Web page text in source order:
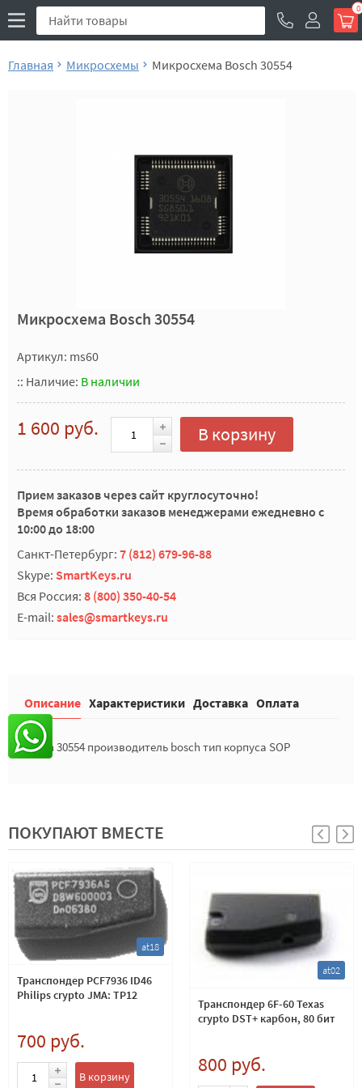
0
Главная Микросхемы Микросхема Bosch 30554
Микросхема Bosch 30554
Артикул: ms60
:: Наличие: В наличии
1 600 руб. В корзину
Прием заказов через сайт круглосуточно!
Время обработки заказов менеджерами ежедневно с
10:00 до 18:00
Санкт-Петербург: 7 (812) 679-96-88
Skype: SmartKeys.ru
Вся Россия: 8 (800) 350-40-54
E-mail: sales@smartkeys.ru
Описание Характеристики Доставка Оплата
bosch 30554 производитель bosch тип корпуса SOP
ПОКУПАЮТ ВМЕСТЕ
at18
Транспондер PCF7936 ID46
Philips crypto JMA: TP12
700 руб.
В корзину
at02
Транспондер 6F-60 Texas
crypto DST+ карбон, 80 бит
800 руб.